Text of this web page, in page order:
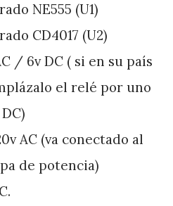
NE555 (U1)
CD4017 (U2)
/ 6v DC ( si en su país
el relé por uno
AC (va conectado al
de potencia)